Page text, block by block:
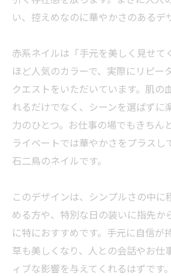
い、控えめなのに華やかさのあるデ
赤系ネイルは「手元を美しく見せて
ほど人気のカラーで、実際にリピー
クエストをいただいています。肌の
れるだけでなく、シーンを選ばずに
力のひとつ。お仕事の場でもきちん
ライベートでは華やかさをプラスし
石二鳥のネイルです。
このデザインは、シンプルさの中に
める方や、特別な日の装いに指先か
に特におすすめです。手元に自信が
草も美しくなり、人との会話やお仕
ィブな影響を与えてくれるはずです。